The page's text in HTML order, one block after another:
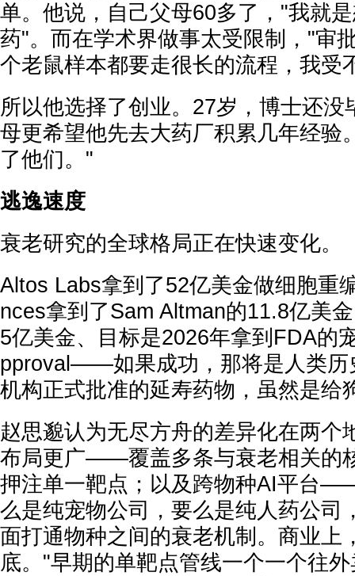
单。他说，自己父母60多了，"我就
药"。而在学术界做事太受限制，"审
个老鼠样本都要走很长的流程，我受
所以他选择了创业。27岁，博士还没
母更希望他先去大药厂积累几年经验
了他们。"
逃逸速度
衰老研究的全球格局正在快速变化。
Altos Labs拿到了52亿美金做细胞重
nces拿到了Sam Altman的11.8亿美
5亿美金、目标是2026年拿到FDA的
pproval——如果成功，那将是人类历
机构正式批准的延寿药物，虽然是给
赵思邈认为无尽方舟的差异化在两个
布局更广——覆盖多条与衰老相关的
押注单一靶点；以及跨物种AI平台
么是纯宠物公司，要么是纯人药公司
面打通物种之间的衰老机制。商业上
底。"早期的单靶点管线一个一个往